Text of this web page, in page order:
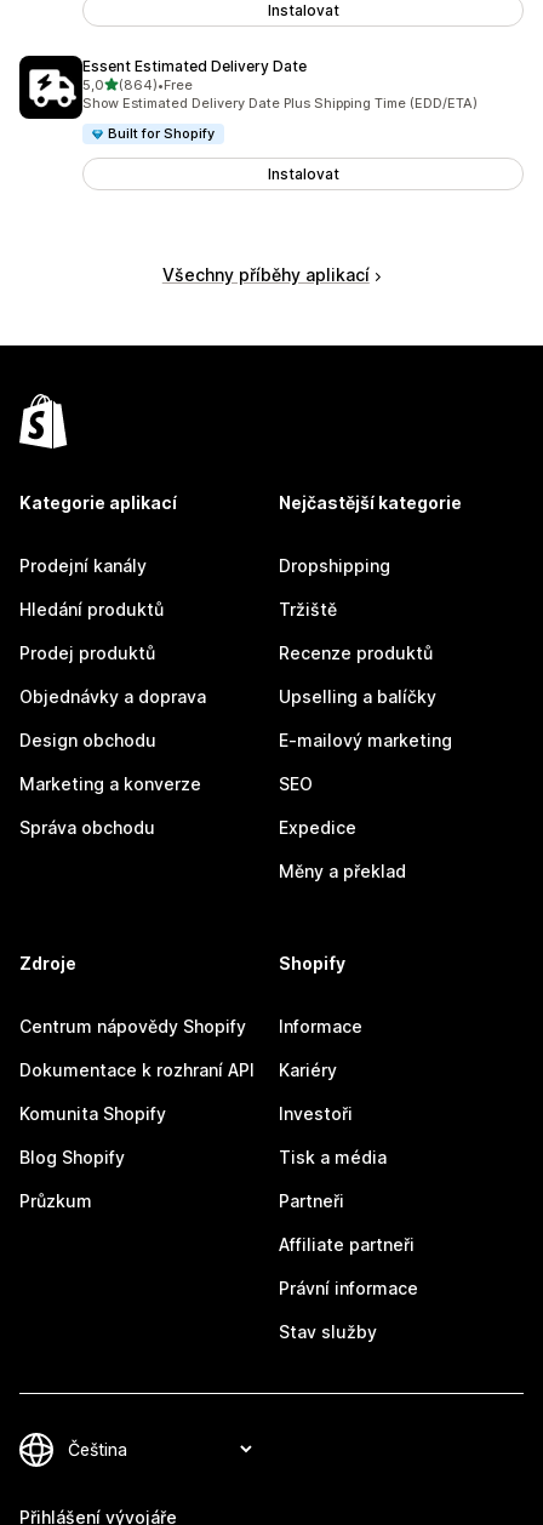
Instalovat
Essent Estimated Delivery Date
5,0z 5 hvězd
(864)
Celkový počet recenzí: 864
•Free
Show Estimated Delivery Date Plus Shipping Time (EDD/ETA)
Built for Shopify
Instalovat
Všechny příběhy aplikací
Kategorie aplikací
Prodejní kanály
Hledání produktů
Prodej produktů
Objednávky a doprava
Design obchodu
Marketing a konverze
Správa obchodu
Nejčastější kategorie
Dropshipping
Tržiště
Recenze produktů
Upselling a balíčky
E-mailový marketing
SEO
Expedice
Měny a překlad
Zdroje
Centrum nápovědy Shopify
Dokumentace k rozhraní API
Komunita Shopify
Blog Shopify
Průzkum
Shopify
Informace
Kariéry
Investoři
Tisk a média
Partneři
Affiliate partneři
Právní informace
Stav služby
Přihlášení vývojáře